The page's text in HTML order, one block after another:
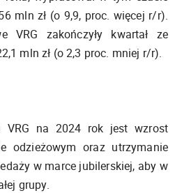
mln zł (o 9,9, proc. więcej r/r).
VRG zakończyły kwartał ze
mln zł (o 2,3 proc. mniej r/r).
VRG na 2024 rok jest wzrost
odzieżowym oraz utrzymanie
w marce jubilerskiej, aby w
grupy.